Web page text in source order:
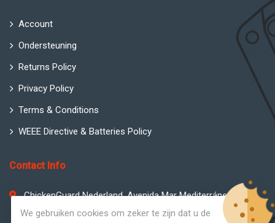
Account
Ondersteuning
Returns Policy
Privacy Policy
Terms & Conditions
WEEE Directive & Batteries Policy
Contact Info
ChickenGuard Nederland, Avenida Mar Mediterráneo
Sotovila Guadiaro Edif. 3 Primera Planta, Oficinas 15 & 16
We gebruiken cookies om zeker te zijn dat u de